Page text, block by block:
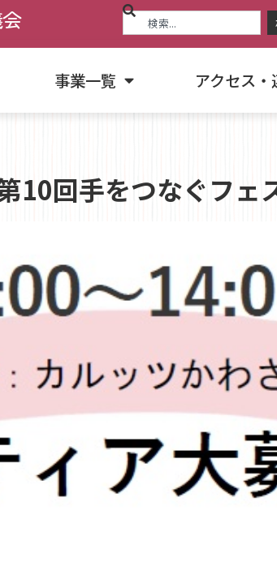
事業一覧 アクセス
10回手をつなぐフェ